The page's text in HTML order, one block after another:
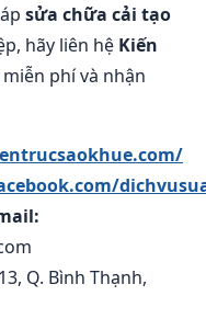
sửa chữa cải tạo
hãy liên hệ Kiến
phí và nhận
Q. Bình Thạnh,